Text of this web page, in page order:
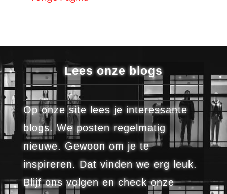
Lees onze blogs
Op onze site lees je interessante
blogs. We posten regelmatig
nieuwe. Gewoon om je te
inspireren. Dat vinden we erg leuk.
Blijf ons volgen en check onze